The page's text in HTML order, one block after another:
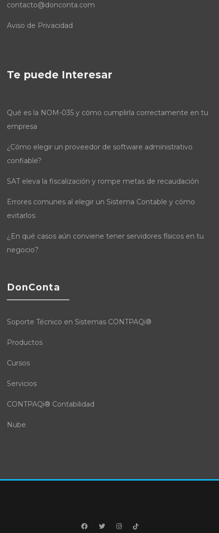
contacto@donconta.com
Aviso de Privacidad
Te puede Interesar
Qué es la NOM-035 y cómo cumplirla correctamente en tu
empresa
¿Cómo elegir un proveedor de software administrativo
confiable?
SAT eleva la fiscalización y rompe metas de recaudación
Errores comunes al elegir un Sistema Contable y cómo
evitarlos
¿En qué casos aún conviene tener servidores físicos en tu
negocio?
DonConta
Soporte Técnico en Sistemas CONTPAQi®
Productos
Cursos
Servicios
CONTPAQi® Contabilidad
Nube